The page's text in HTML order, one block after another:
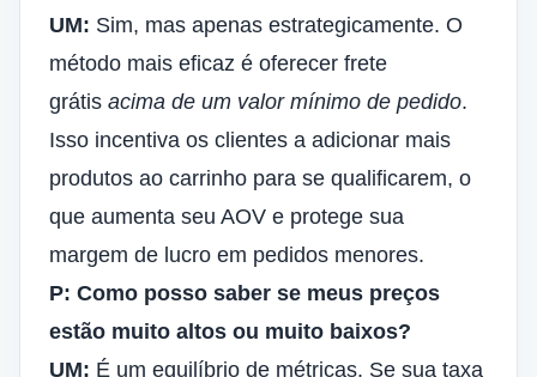
UM: Sim, mas apenas estrategicamente. O
método mais eficaz é oferecer frete
grátis acima de um valor mínimo de pedido.
Isso incentiva os clientes a adicionar mais
produtos ao carrinho para se qualificarem, o
que aumenta seu AOV e protege sua
margem de lucro em pedidos menores.
P: Como posso saber se meus preços
estão muito altos ou muito baixos?
UM: É um equilíbrio de métricas. Se sua taxa